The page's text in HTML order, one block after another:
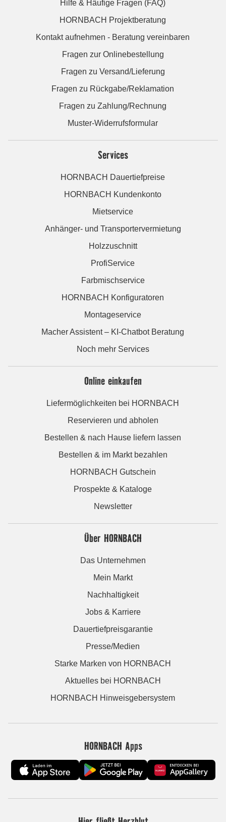
Hilfe & Häufige Fragen (FAQ)
HORNBACH Projektberatung
Kontakt aufnehmen - Beratung vereinbaren
Fragen zur Onlinebestellung
Fragen zu Versand/Lieferung
Fragen zu Rückgabe/Reklamation
Fragen zu Zahlung/Rechnung
Muster-Widerrufsformular
Services
HORNBACH Dauertiefpreise
HORNBACH Kundenkonto
Mietservice
Anhänger- und Transportervermietung
Holzzuschnitt
ProfiService
Farbmischservice
HORNBACH Konfiguratoren
Montageservice
Macher Assistent – KI-Chatbot Beratung
Noch mehr Services
Online einkaufen
Liefermöglichkeiten bei HORNBACH
Reservieren und abholen
Bestellen & nach Hause liefern lassen
Bestellen & im Markt bezahlen
HORNBACH Gutschein
Prospekte & Kataloge
Newsletter
Über HORNBACH
Das Unternehmen
Mein Markt
Nachhaltigkeit
Jobs & Karriere
Dauertiefpreisgarantie
Presse/Medien
Starke Marken von HORNBACH
Aktuelles bei HORNBACH
HORNBACH Hinweisgebersystem
HORNBACH Apps